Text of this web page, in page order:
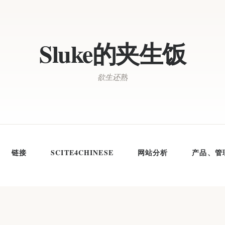
Sluke的夹生饭
欲生还熟
链接 SCITE4CHINESE 网站分析 产品、管